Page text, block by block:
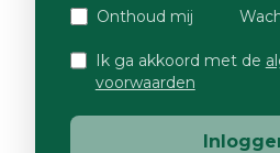
Onthoud mij
Ik ga akkoord met de
voorwaarden